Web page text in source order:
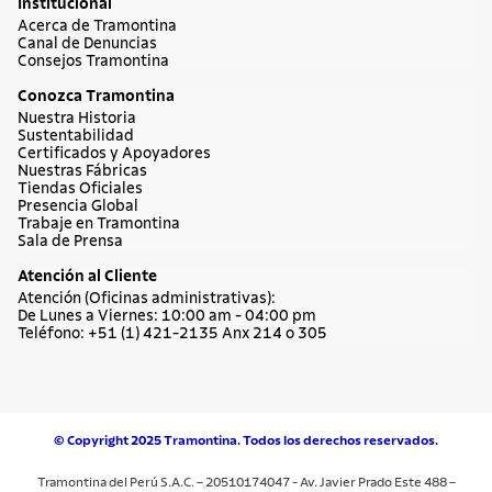
Institucional
Acerca de Tramontina
Canal de Denuncias
Consejos Tramontina
Conozca Tramontina
Nuestra Historia
Sustentabilidad
Certificados y Apoyadores
Nuestras Fábricas
Tiendas Oficiales
Presencia Global
Trabaje en Tramontina
Sala de Prensa
Atención al Cliente
Atención (Oficinas administrativas):
De Lunes a Viernes: 10:00 am - 04:00 pm
Teléfono: +51 (1) 421-2135 Anx 214 o 305
© Copyright 2025 Tramontina. Todos los derechos reservados.
Tramontina del Perú S.A.C. – 20510174047 - Av. Javier Prado Este 488 –